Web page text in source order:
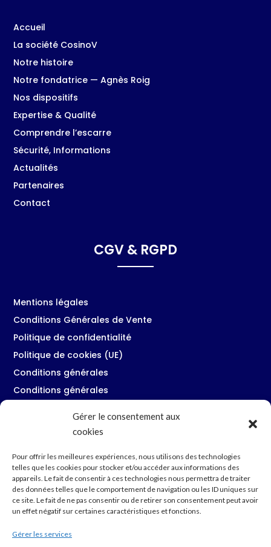
Gérer le consentement aux
cookies
Pour offrir les meilleures expériences, nous utilisons des technologies
telles que les cookies pour stocker et/ou accéder aux informations des
appareils. Le fait de consentir à ces technologies nous permettra de traiter
des données telles que le comportement de navigation ou les ID uniques sur
ce site. Le fait de ne pas consentir ou de retirer son consentement peut avoir
un effet négatif sur certaines caractéristiques et fonctions.
Gérer les services
Accueil
La société CosinoV
Notre histoire
Notre fondatrice — Agnès Roig
Nos dispositifs
Expertise & Qualité
Comprendre l’escarre
Sécurité, Informations
Actualités
Partenaires
Contact
CGV & RGPD
Mentions légales
Conditions Générales de Vente
Politique de confidentialité
Politique de cookies (UE)
Conditions générales
Conditions générales
Restons en contact
 34230 Pouzols
4 rue des Parcs
+33 6 63 59 20 85